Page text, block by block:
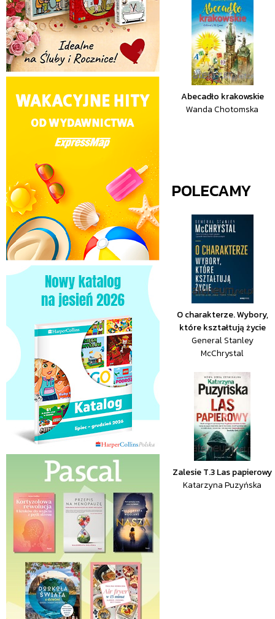
Abecadło krakowskie
Wanda Chotomska
POLECAMY
O charakterze. Wybory,
które kształtują życie
General Stanley
McChrystal
Zalesie T.3 Las papierowy
Katarzyna Puzyńska